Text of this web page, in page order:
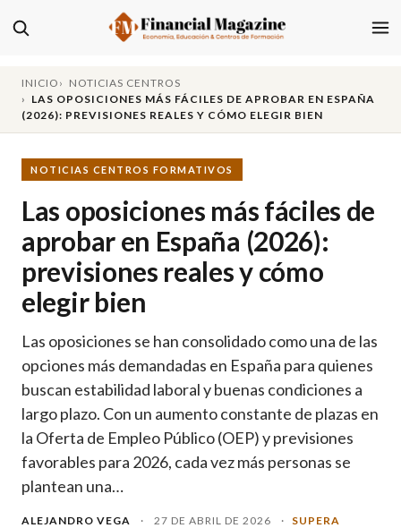
INICIO
NOTICIAS CENTROS
LAS OPOSICIONES MÁS FÁCILES DE APROBAR EN ESPAÑA
(2026): PREVISIONES REALES Y CÓMO ELEGIR BIEN
NOTICIAS CENTROS FORMATIVOS
Las oposiciones más fáciles de
aprobar en España (2026):
previsiones reales y cómo
elegir bien
Las oposiciones se han consolidado como una de las
opciones más demandadas en España para quienes
buscan estabilidad laboral y buenas condiciones a
largo plazo. Con un aumento constante de plazas en
la Oferta de Empleo Público (OEP) y previsiones
favorables para 2026, cada vez más personas se
plantean una…
ALEJANDRO VEGA · 27 DE ABRIL DE 2026 ·
SUPERA